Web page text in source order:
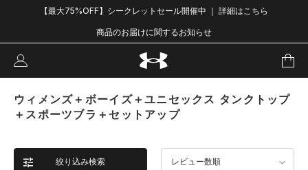
【最大75%OFF】シークレットセール開催中 ｜ 詳細はこちら
商品のお届けに関するお知らせ
ウィメンズ＋ボーイズ＋ユニセックス タンクトップ
＋スポーツブラ＋セットアップ
絞り込み検索 レビュー数順